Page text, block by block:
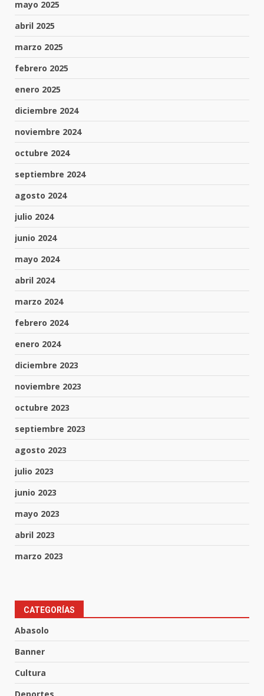
mayo 2025
abril 2025
marzo 2025
febrero 2025
enero 2025
diciembre 2024
noviembre 2024
octubre 2024
septiembre 2024
agosto 2024
julio 2024
junio 2024
mayo 2024
abril 2024
marzo 2024
febrero 2024
enero 2024
diciembre 2023
noviembre 2023
octubre 2023
septiembre 2023
agosto 2023
julio 2023
junio 2023
mayo 2023
abril 2023
marzo 2023
CATEGORÍAS
Abasolo
Banner
Cultura
3
motociclista en Yuriria